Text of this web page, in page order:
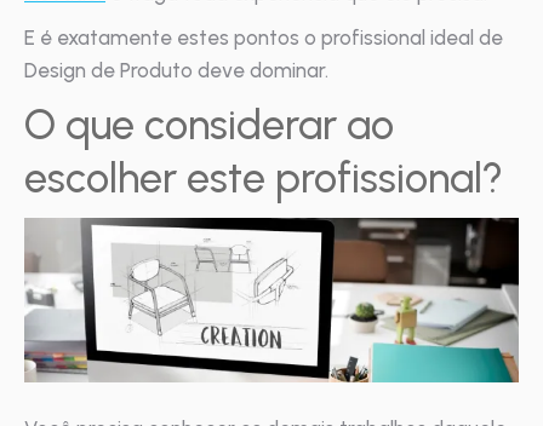
E é exatamente estes pontos o profissional ideal de
Design de Produto deve dominar.
O que considerar ao
escolher este profissional?